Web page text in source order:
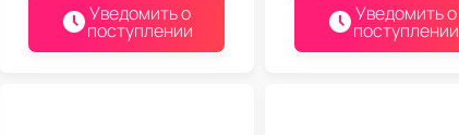
Уведомить о
поступлении
Уведомить о
поступлении